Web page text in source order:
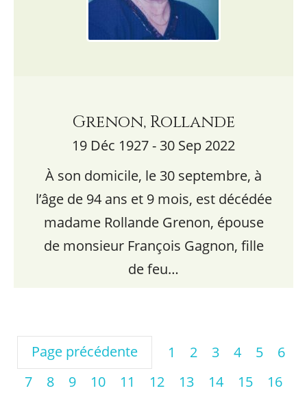
Grenon, Rollande
19 Déc 1927 - 30 Sep 2022
À son domicile, le 30 septembre, à
l’âge de 94 ans et 9 mois, est décédée
madame Rollande Grenon, épouse
de monsieur François Gagnon, fille
de feu…
Page précédente 1 2 3 4 5
6
7
8 9 10 11 12 13 14 15
16